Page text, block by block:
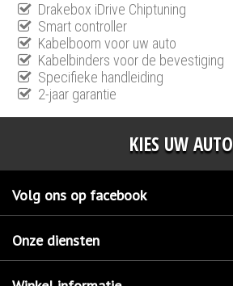
Drakebox iDrive Chiptuning
Smart controller
Kabelboom voor uw auto
Kabelbinders voor de bevestiging
Specifieke handleiding
2-jaar garantie
KIES UW AUTO
Volg ons op facebook
Onze diensten